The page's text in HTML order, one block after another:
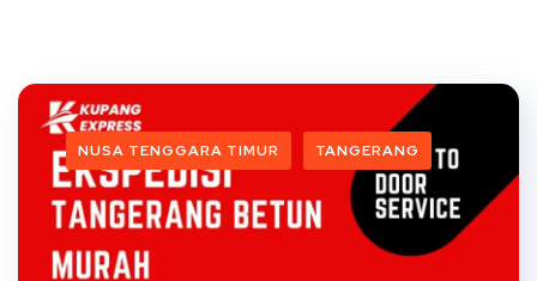
NUSA TENGGARA TIMUR TANGERANG